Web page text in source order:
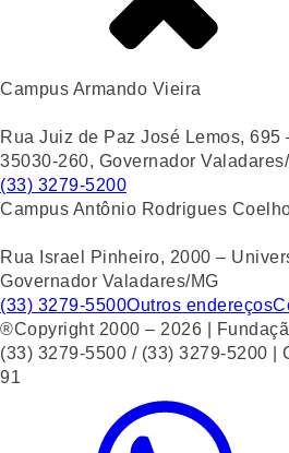
Campus Armando Vieira
Rua Juiz de Paz José Lemos, 695
35030-260, Governador
(33) 3279-5200
Campus Antônio Rodrigues
Rua Israel Pinheiro, 2000 –
Governador Valadares/MG
(33) 3279-5500Outros endereços
®Copyright 2000 – 2026 |
(33) 3279-5500 / (33) 3279-5200 |
91